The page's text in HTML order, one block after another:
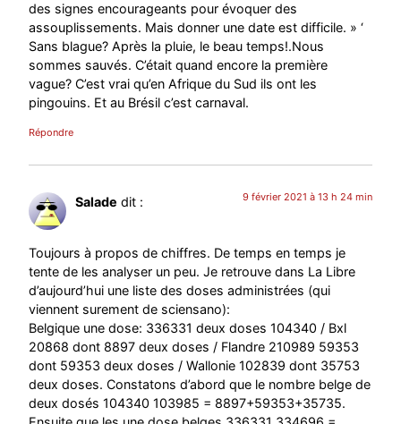
des signes encourageants pour évoquer des
assouplissements. Mais donner une date est difficile. » ‘
Sans blague? Après la pluie, le beau temps!.Nous
sommes sauvés. C’était quand encore la première
vague? C’est vrai qu’en Afrique du Sud ils ont les
pingouins. Et au Brésil c’est carnaval.
Répondre
Salade dit : 9 février 2021 à 13 h 24 min
Toujours à propos de chiffres. De temps en temps je
tente de les analyser un peu. Je retrouve dans La Libre
d’aujourd’hui une liste des doses administrées (qui
viennent surement de sciensano):
Belgique une dose: 336331 deux doses 104340 / Bxl
20868 dont 8897 deux doses / Flandre 210989 59353
dont 59353 deux doses / Wallonie 102839 dont 35753
deux doses. Constatons d’abord que le nombre belge de
deux dosés 104340 103985 = 8897+59353+35735.